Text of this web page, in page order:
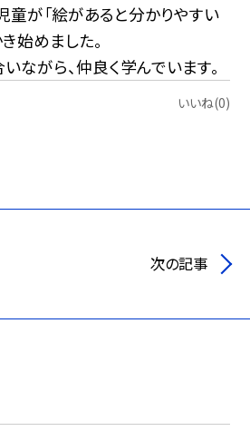
童が「絵があると分かりやすい
始めました。
ながら、仲良く学んでいます。
いいね(0)
次の記事